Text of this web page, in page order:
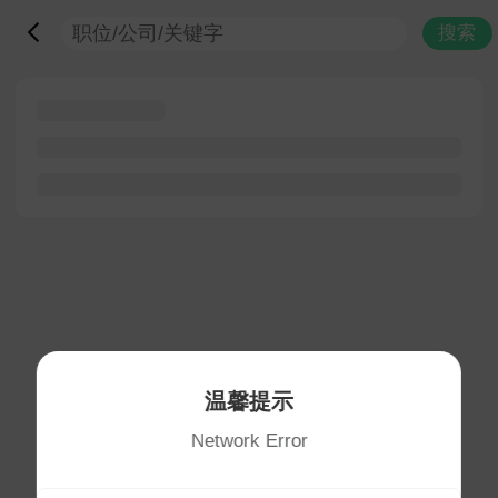
搜索
温馨提示
Network Error